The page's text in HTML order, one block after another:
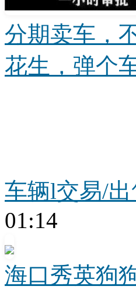
分期卖车，
花生，弹个
车辆l交易/出
01:14
海口秀英狗